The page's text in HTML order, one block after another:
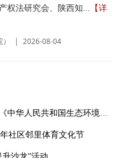
权法研究会、陕西知...
【详
| 2026-08-04
社区邻里体育文化节